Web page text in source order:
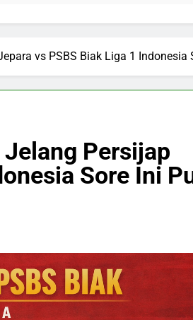
vs PSBS Biak Liga 1 Indonesia
Persijap
Sore Ini